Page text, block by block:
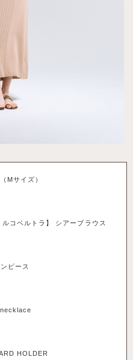
Mサイズ）
コベルトラ】 シアーブラウス
ピース
HOLDER